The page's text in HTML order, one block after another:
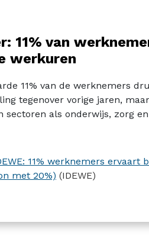
11% van
werkuren
11% van de werknemers
tegenover vorige jaren,
sectoren als onderwijs, zorg
11% werknemers
met 20%) (IDEWE)